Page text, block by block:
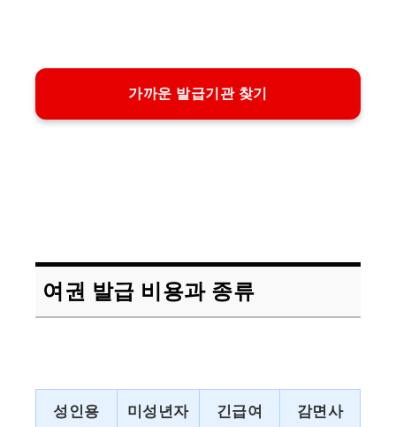
가까운 발급기관 찾기
여권 발급 비용과 종류
성인용
미성년자
긴급여
감면사